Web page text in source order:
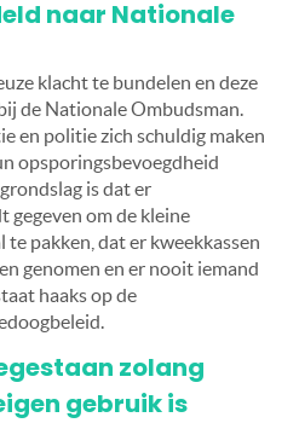
naar Nationale
klacht te bundelen en deze
de Nationale Ombudsman.
en politie zich schuldig maken
opsporingsbevoegdheid
is dat er
om de kleine
pakken, dat er kweekkassen
genomen en er nooit iemand
haaks op de
zolang
gebruik is